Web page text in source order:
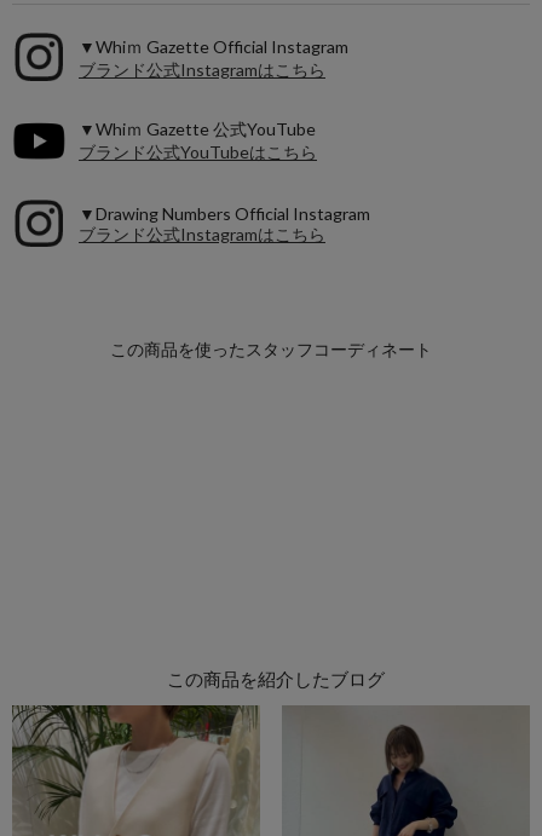
▼Whiｍ Gazette Official Instagram
ブランド公式Instagramはこちら
▼Whiｍ Gazette 公式YouTube
ブランド公式YouTubeはこちら
▼Drawing Numbers Official Instagram
ブランド公式Instagramはこちら
この商品を紹介したブログ